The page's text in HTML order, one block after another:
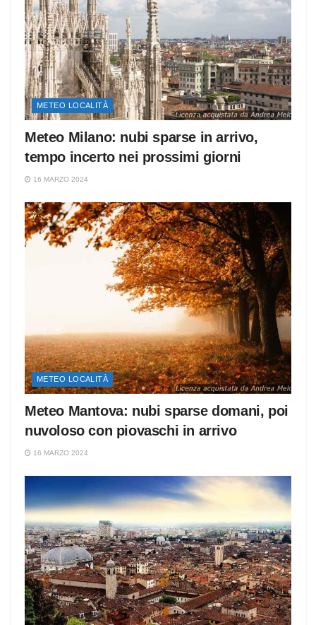
METEO LOCALITÀ
Meteo Milano: nubi sparse in arrivo,
tempo incerto nei prossimi giorni
16 MARZO 2024
METEO LOCALITÀ
Meteo Mantova: nubi sparse domani, poi
nuvoloso con piovaschi in arrivo
16 MARZO 2024